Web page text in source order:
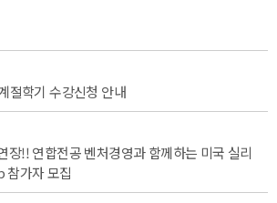
절학기 수강신청 안내
장!! 연합전공 벤처경영과 함께하는 미국 실리
가자 모집